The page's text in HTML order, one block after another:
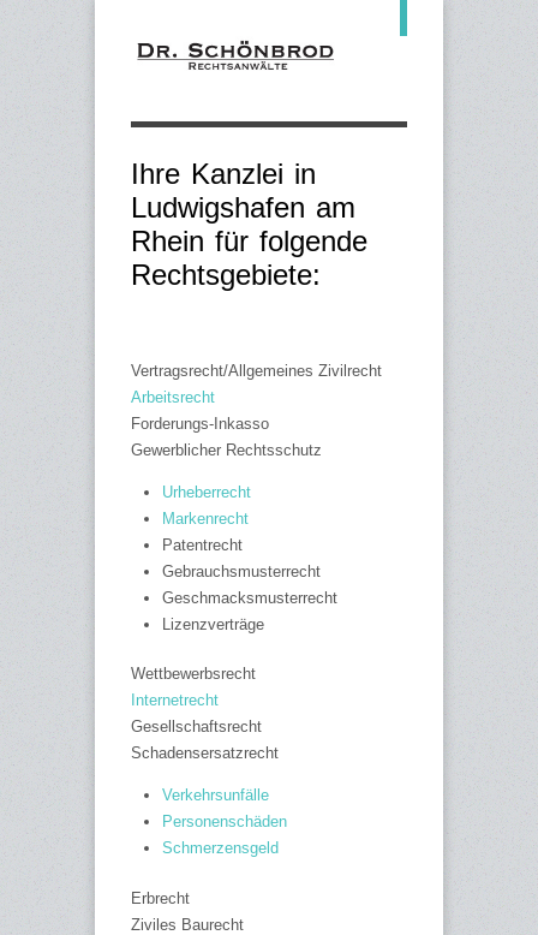
Ihre Kanzlei in
Ludwigshafen am
Rhein für folgende
Rechtsgebiete:
Vertragsrecht/Allgemeines Zivilrecht
Arbeitsrecht
Forderungs-Inkasso
Gewerblicher Rechtsschutz
Urheberrecht
Markenrecht
Patentrecht
Gebrauchsmusterrecht
Geschmacksmusterrecht
Lizenzverträge
Wettbewerbsrecht
Internetrecht
Gesellschaftsrecht
Schadensersatzrecht
Verkehrsunfälle
Personenschäden
Schmerzensgeld
Erbrecht
Ziviles Baurecht